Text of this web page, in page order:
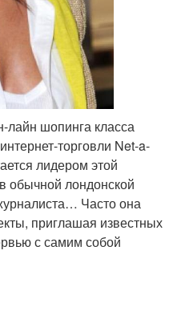
шопинга класса
торговли Net-a-
лидером этой
обычной лондонской
Часто она
приглашая известных
с самим собой